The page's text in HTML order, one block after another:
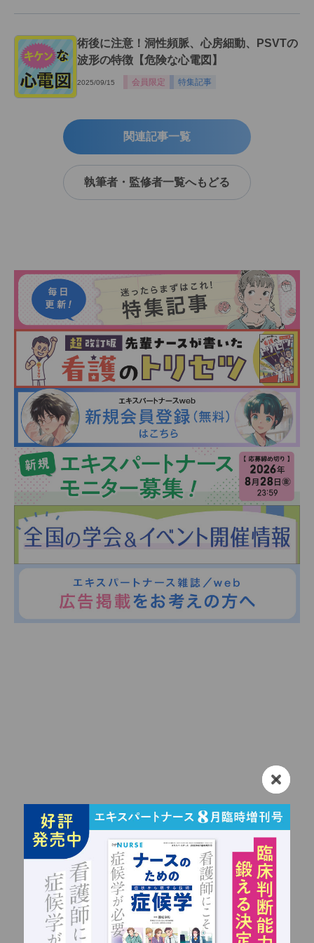
術後に注意！洞性頻脈、心房細動、PSVTの
波形の特徴【危険な心電図】
2025/09/15 会員限定 特集記事
関連記事一覧
執筆者・監修者一覧へもどる